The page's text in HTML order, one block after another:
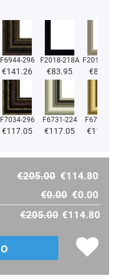
F6944-296
€141.26
F2018-218A
€83.95
F2018-
€83.95
F7034-296
€117.05
F6731-224
€117.05
F6731-
€
€205.00 €114.80
€0.00 €0.00
€205.00 €114.80